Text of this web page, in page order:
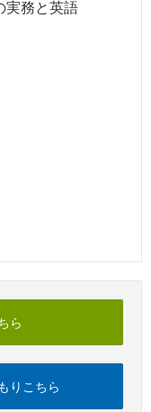
実務と英語
ら
りこちら